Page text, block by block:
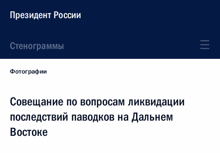
Президент России
Стенограммы
Фотографии
Совещание по вопросам ликвидации
последствий паводков на Дальнем
Востоке